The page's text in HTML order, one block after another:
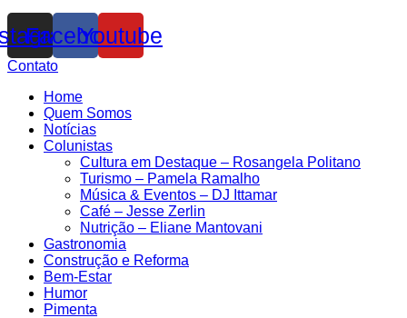
Facebook
Youtube
Contato
Home
Quem Somos
Notícias
Colunistas
Cultura em Destaque – Rosangela Politano
Turismo – Pamela Ramalho
Música & Eventos – DJ Ittamar
Café – Jesse Zerlin
Nutrição – Eliane Mantovani
Gastronomia
Construção e Reforma
Bem-Estar
Humor
Pimenta